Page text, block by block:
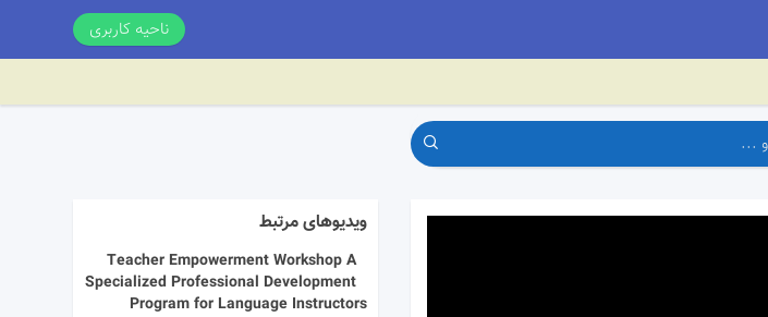
ناحیه کاربری
ویدیوهای مرتبط
Teacher Empowerment Workshop A
Specialized Professional Development
Program for Language Instructors